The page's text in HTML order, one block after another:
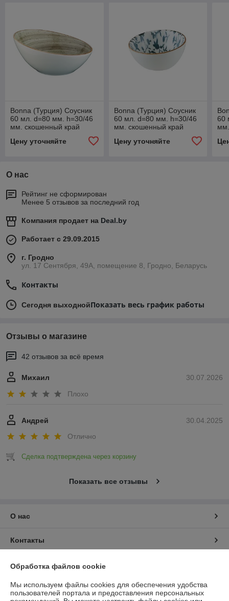
Bonna (Турция) Соусник
60 мл. d=80 мм. h=30/46
мм. скошенный край
Цену уточняйте
Bonna (Турция) Соусник
60 мл. d=80 мм. h=30/46
мм. скошенный край
Цену уточняйте
60
О нас
Рейтинг не сформирован
Менее 5 отзывов за последний год
Компания продает на Deal.by
Работает с 29.09.2015
г. Гродно
ул. 17 Сентября, 49А, помещение 8, Гродно, Беларусь
Контакты
Сегодня выходнойПоказать весь график работы
Отзывы о магазине
42 отзывов за всё время
30.07.2026
Михаил
Плохо
30.04.2025
Андрей
Отлично
Сделка подтверждена через корзину
Показать все отзывы
О нас
Контакты
Доставка и оплата
График работы
Обработка файлов cookie
Мы используем файлы cookies для обеспечения удобства
пользователей портала и предоставления персональных